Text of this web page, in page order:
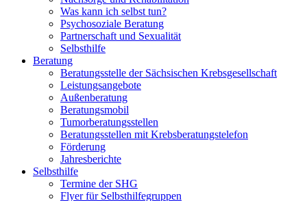
Was kann ich selbst tun?
Psychosoziale Beratung
Partnerschaft und Sexualität
Selbsthilfe
Beratung
Beratungsstelle der Sächsischen Krebsgesellschaft
Leistungsangebote
Außenberatung
Beratungsmobil
Tumorberatungsstellen
Beratungsstellen mit Krebsberatungstelefon
Förderung
Jahresberichte
Selbsthilfe
Termine der SHG
Flyer für Selbsthilfegruppen